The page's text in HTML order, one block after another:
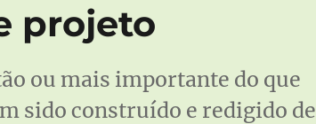
projeto
ou mais importante do que
sido construído e redigido de